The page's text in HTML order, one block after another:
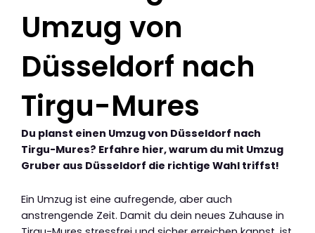
Umzug von
Düsseldorf nach
Tirgu-Mures
Du planst einen Umzug von Düsseldorf nach
Tirgu-Mures? Erfahre hier, warum du mit Umzug
Gruber aus Düsseldorf die richtige Wahl triffst!
Ein Umzug ist eine aufregende, aber auch
anstrengende Zeit. Damit du dein neues Zuhause in